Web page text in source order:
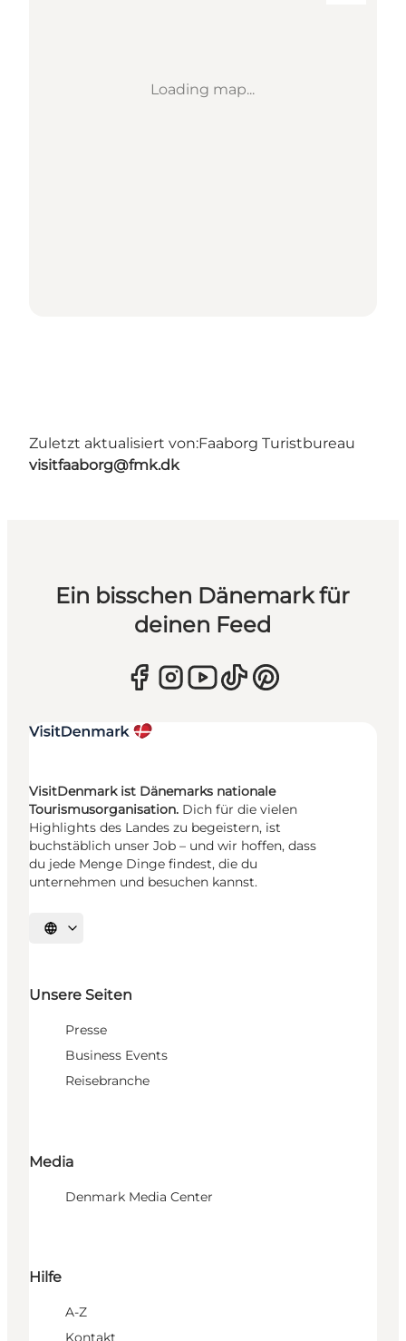
Loading map...
Zuletzt aktualisiert von:Faaborg Turistbureau
visitfaaborg@fmk.dk
Ein bisschen Dänemark für
deinen Feed
VisitDenmark ist Dänemarks nationale
Tourismusorganisation. Dich für die vielen
Highlights des Landes zu begeistern, ist
buchstäblich unser Job – und wir hoffen, dass
du jede Menge Dinge findest, die du
unternehmen und besuchen kannst.
Sprache auswählen
Unsere Seiten
Presse
Business Events
Reisebranche
Media
Denmark Media Center
Hilfe
A-Z
Kontakt